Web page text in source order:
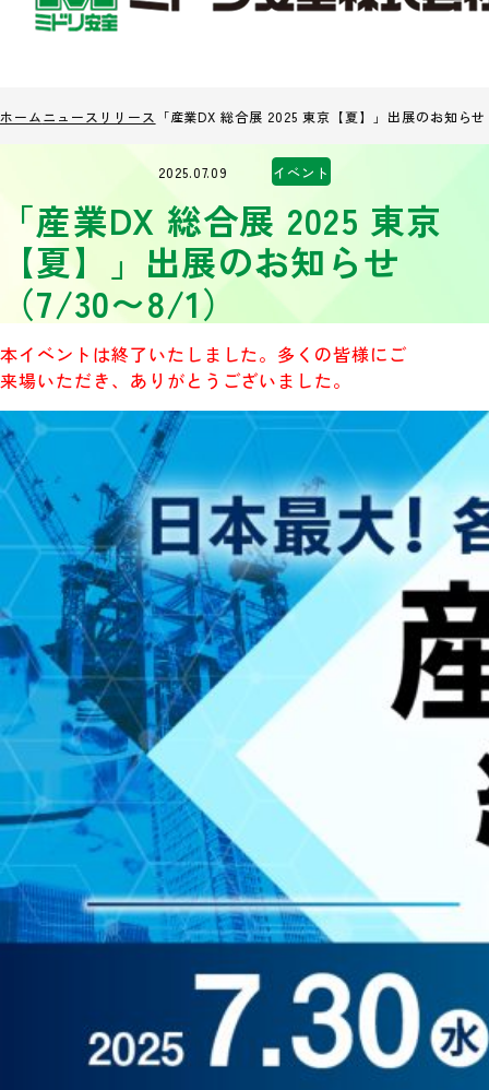
ホームニュースリリース 「産業DX 総合展 2025 東京【夏】」出展のお知ら
2025.07.09 イベント
「産業DX 総合展 2025 東京
【夏】」出展のお知らせ
（7/30〜8/1）
本イベントは終了いたしました。多くの皆様にご
来場いただき、ありがとうございました。